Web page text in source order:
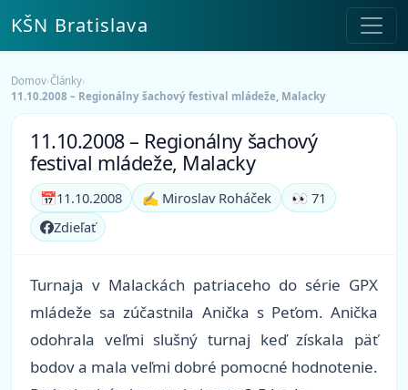
KŠN Bratislava
Domov›Články›
11.10.2008 – Regionálny šachový festival mládeže, Malacky
11.10.2008 – Regionálny šachový
festival mládeže, Malacky
📅11.10.2008 ✍️ Miroslav Roháček
👀 71
Zdieľať
Turnaja v Malackách patriaceho do série GPX
mládeže sa zúčastnila Anička s Peťom. Anička
odohrala veľmi slušný turnaj keď získala päť
bodov a mala veľmi dobré pomocné hodnotenie.